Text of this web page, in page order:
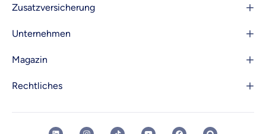
Zusatzversicherung
Unternehmen
Magazin
Rechtliches